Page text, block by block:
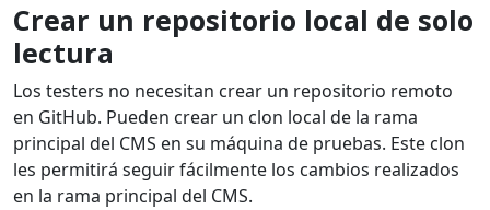
Crear un repositorio local de solo
lectura
Los testers no necesitan crear un repositorio remoto
en GitHub. Pueden crear un clon local de la rama
principal del CMS en su máquina de pruebas. Este clon
les permitirá seguir fácilmente los cambios realizados
en la rama principal del CMS.